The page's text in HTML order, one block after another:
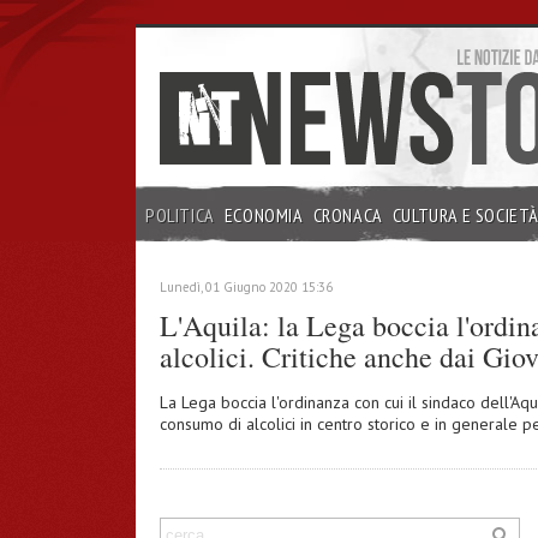
POLITICA ECONOMIA CRONACA CULTURA E
Lunedì, 01 Giugno 2020 15:36
L'Aquila: la Lega boccia
alcolici. Critiche anche dai
La Lega boccia l'ordinanza con cui il sindaco
consumo di alcolici in centro storico e in generale